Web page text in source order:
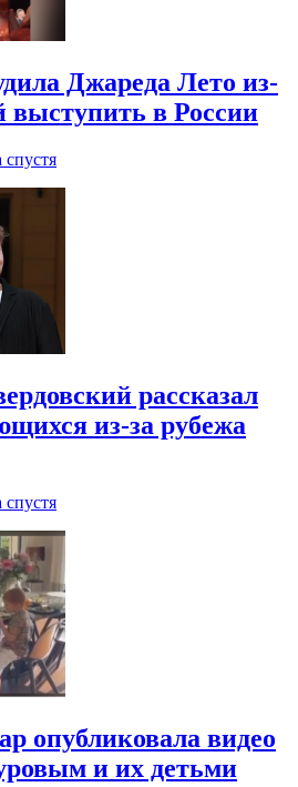
Джареда Лето из-
выступить в России
спустя
рассказал
из-за рубежа
спустя
опубликовала видео
и их детьми